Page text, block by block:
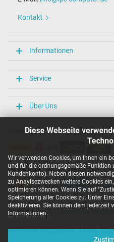
Diese Webseite
Wir verwenden Cookies, um Ihnen ein
und für die ordnungsgemäße Funktion
Kundenkonto). Neben diesen
zu Anaylsezwecken weitere Cookies
optimieren können. Wenn Sie auf
Speicherung aller Cookies zu. Unter
deaktivieren. Sie können dem jederzeit
Informationen .
Länge / Breite / Höhe
Weitere Daten
Ja
CE
N
PSE
SEC
Singapore Safety Mark
TÜV Argentina Certificado
TÜV Geprüfte Sicherheit
UKCA
UL Listed
Kontakt
Informationen
Service
Über Uns
Unsere Versandarten
Unsere Zahlarten
Copyright ©
Alle Preise inkl. gesetzl. MwSt.